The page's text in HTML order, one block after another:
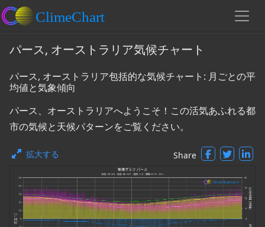
パース, オーストラリア気候チャート
パース, オーストラリア包括的な気候チャート: 月ごとの平
均値と気象傾向
パース、オーストラリアへようこそ！この活気あふれる都
市の気候と天候パターンをご覧ください。
拡大する Share